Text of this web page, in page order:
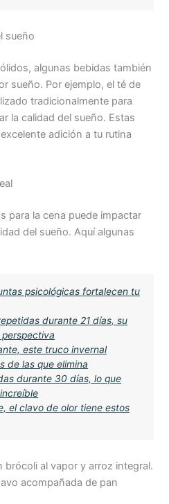
sueño
algunas bebidas también
sueño. Por ejemplo, el té de
tradicionalmente para
la calidad del sueño. Estas
adición a tu rutina
para la cena puede impactar
del sueño. Aquí algunas
psicológicas fortalecen tu
durante 21 días, su
este truco invernal
de las que elimina
durante 30 días, lo que
el clavo de olor tiene estos
brócoli al vapor y arroz integral.
acompañada de pan